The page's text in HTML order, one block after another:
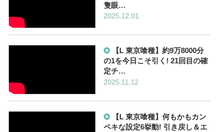
隻眼…
2025.12.01
【L 東京喰種】約9万8000分
の1を今日こそ引く! 21回目の確
定チ…
2025.11.12
【L 東京喰種】何もかもカン
ペキな設定6挙動! 引き戻し＆エ